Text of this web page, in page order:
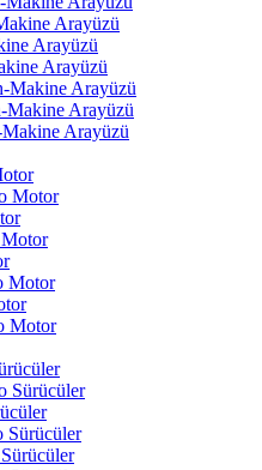
Arayüzü
Arayüzü
Arayüzü
Makine Arayüzü
Makine Arayüzü
Arayüzü
Motor
Motor
Motor
Sürücüler
Sürücüler